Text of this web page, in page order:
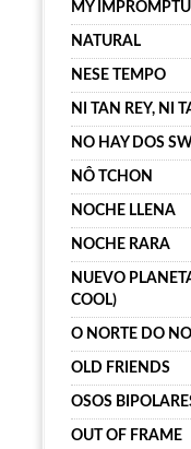
MY IMPROMPTU
NATURAL
NESE TEMPO
NI TAN REY, NI
NO HAY DOS
NÔ TCHON
NOCHE LLENA
NOCHE RARA
NUEVO
COOL)
O NORTE DO
OLD FRIENDS
OSOS
OUT OF FRAME